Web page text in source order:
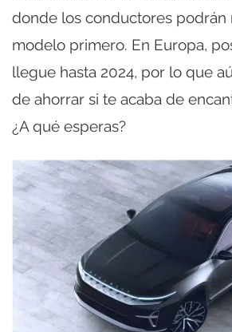
donde los conductores podrán
modelo primero. En Europa,
llegue hasta 2024, por lo que
de ahorrar si te acaba de
¿A qué esperas?